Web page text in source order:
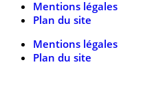
Mentions légales
Plan du site
Mentions légales
Plan du site